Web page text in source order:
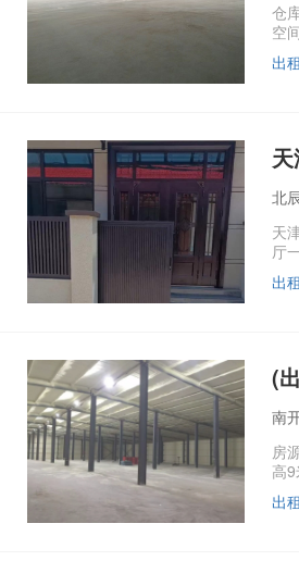
仓
空
出租
北
天
厅
出租
(
南
房
高
出租